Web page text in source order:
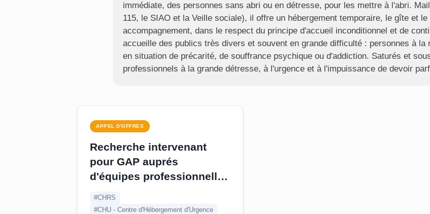
immédiate, des personnes sans abri ou en détresse, pour les mettre à l'abri.
115, le SIAO et la Veille sociale), il offre un hébergement temporaire, le gîte et
accompagnement, dans le respect du principe d'accueil inconditionnel et de
accueille des publics très divers et souvent en grande difficulté : personnes à la
en situation de précarité, de souffrance psychique ou d'addiction. Saturés et
professionnels à la grande détresse, à l'urgence et à l'impuissance de devoir
APPEL D'OFFRES
Recherche intervenant
pour GAP auprés
d'équipes professionnelles
#CHRS
#CHU - Centre d'Hébergement d'Urgence